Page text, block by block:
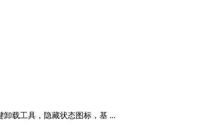
卸载工具，隐藏状态图标，基 ...